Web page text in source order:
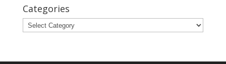
Categories
Categories